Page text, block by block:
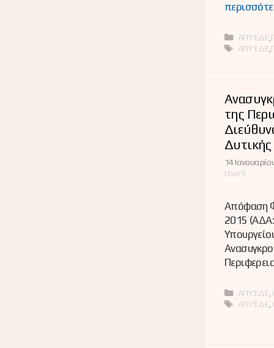
ΑΠΥΣΔΕ
Ετικέτες
ΑΠΥΣΔΕ
της
14
User9
Απόφαση
2015
ΑΠΥΣΔΕ
Ετικέτες
ΑΠΥΣΔΕ